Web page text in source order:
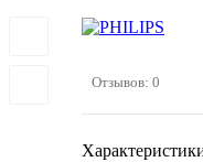
Отзывов: 0